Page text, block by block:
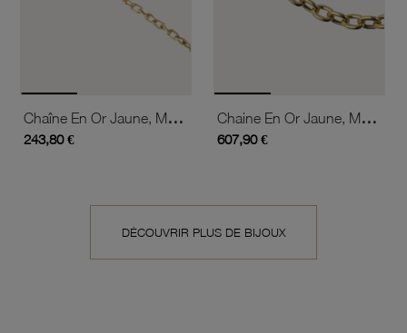
Chaîne En Or Jaune, Maille Forçat Diamantée
243,80 €
Chaine En Or Jaune, Maille Forçat Ovale
607,90 €
DÉCOUVRIR PLUS DE BIJOUX